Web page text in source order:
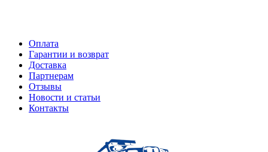
Оплата
Гарантии и возврат
Доставка
Партнерам
Отзывы
Новости и статьи
Контакты